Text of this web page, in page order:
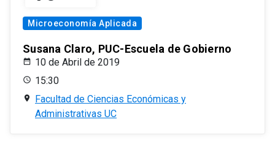
Microeconomía Aplicada
Susana Claro, PUC-Escuela de Gobierno
10 de Abril de 2019
15:30
Facultad de Ciencias Económicas y
Administrativas UC